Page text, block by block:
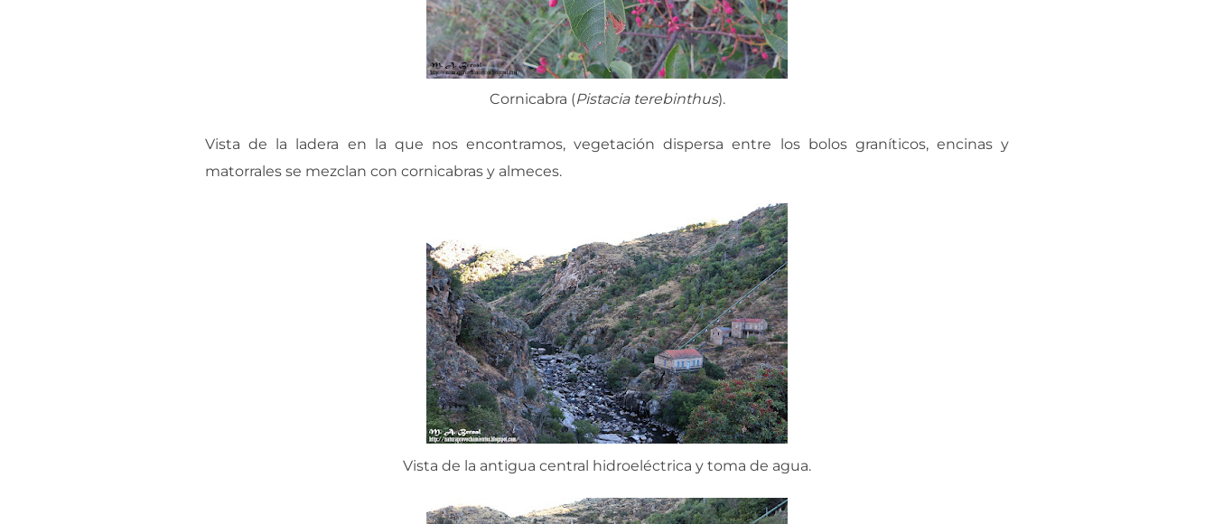
Cornicabra (Pistacia terebinthus).
Vista de la ladera en la que nos encontramos, vegetación dispersa entre los bolos graníticos, encinas y
matorrales se mezclan con cornicabras y almeces.
Vista de la antigua central hidroeléctrica y toma de agua.